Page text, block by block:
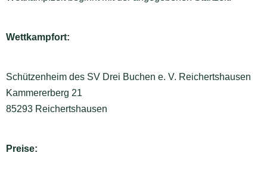
Wettkampfort:
Schützenheim des SV Drei Buchen e. V. Reichertshausen
Kammererberg 21
85293 Reichertshausen
Preise: